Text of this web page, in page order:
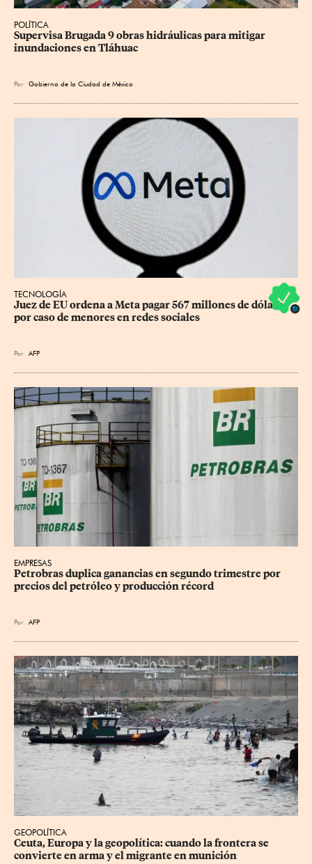
POLÍTICA
Supervisa Brugada 9 obras hidráulicas para mitigar
inundaciones en Tláhuac
Por Gobierno de la Ciudad de México
TECNOLOGÍA
Juez de EU ordena a Meta pagar 567 millones de dólares
por caso de menores en redes sociales
Por AFP
EMPRESAS
Petrobras duplica ganancias en segundo trimestre por
precios del petróleo y producción récord
Por AFP
GEOPOLÍTICA
Ceuta, Europa y la geopolítica: cuando la frontera se
convierte en arma y el migrante en munición